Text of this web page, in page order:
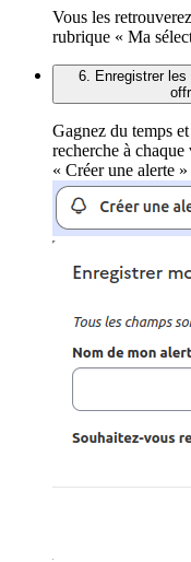
Vous les
rubrique « Ma
6. Enregistrer
Gagnez du temps
recherche à
« Créer une alerte »